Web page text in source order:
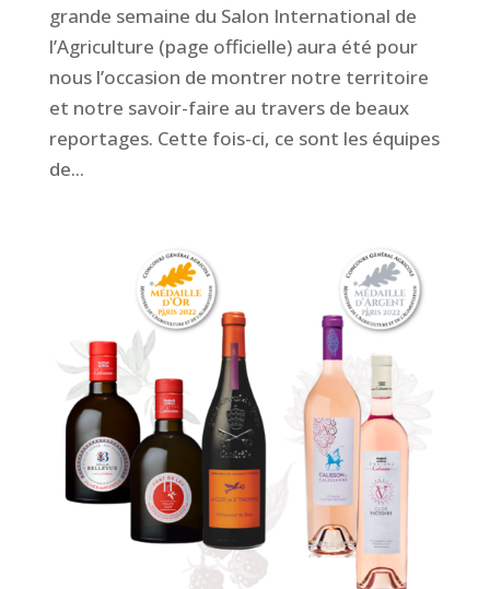
grande semaine du Salon International de
l’Agriculture (page officielle) aura été pour
nous l’occasion de montrer notre territoire
et notre savoir-faire au travers de beaux
reportages. Cette fois-ci, ce sont les équipes
de...